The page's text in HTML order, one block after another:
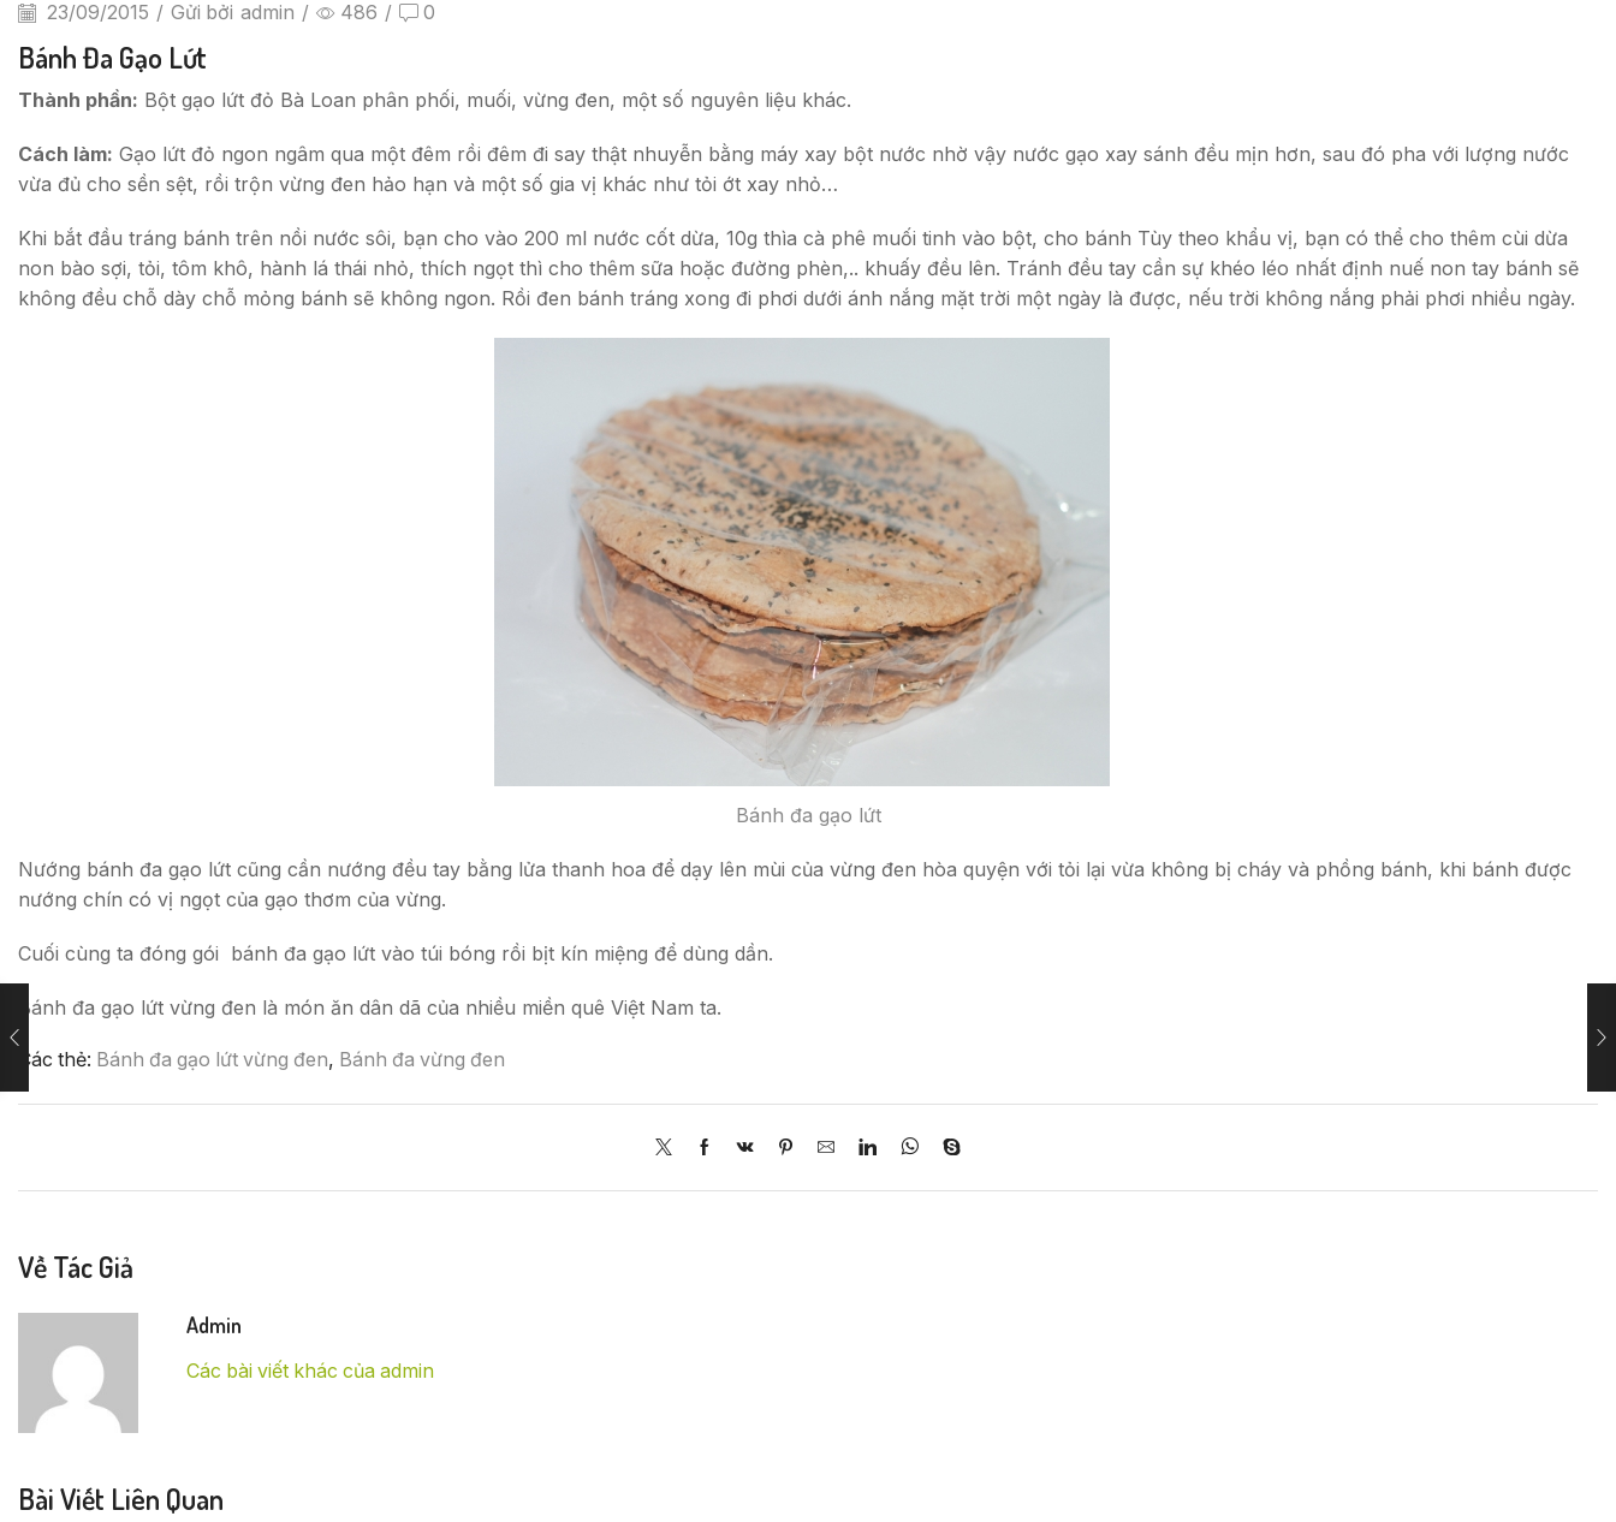
23/09/2015 / Gửi bởi admin / 486 / 0
Bánh Đa Gạo Lứt
Thành phần: Bột gạo lứt đỏ Bà Loan phân phối, muối, vừng đen, một số nguyên liệu khác.
Cách làm: Gạo lứt đỏ ngon ngâm qua một đêm rồi đêm đi say thật nhuyễn bằng máy xay bột nước nhờ vậy nước gạo xay sánh đều mịn hơn, sau đó pha với lượng nước
vừa đủ cho sền sệt, rồi trộn vừng đen hảo hạn và một số gia vị khác như tỏi ớt xay nhỏ…
Khi bắt đầu tráng bánh trên nồi nước sôi, bạn cho vào 200 ml nước cốt dừa, 10g thìa cà phê muối tinh vào bột, cho bánh Tùy theo khẩu vị, bạn có thể cho thêm cùi dừa
non bào sợi, tỏi, tôm khô, hành lá thái nhỏ, thích ngọt thì cho thêm sữa hoặc đường phèn,.. khuấy đều lên. Tránh đều tay cần sự khéo léo nhất định nuế non tay bánh sẽ
không đều chỗ dày chỗ mỏng bánh sẽ không ngon. Rồi đen bánh tráng xong đi phơi dưới ánh nắng mặt trời một ngày là được, nếu trời không nắng phải phơi nhiều ngày.
Bánh đa gạo lứt
Nướng bánh đa gạo lứt cũng cần nướng đều tay bằng lửa thanh hoa để dạy lên mùi của vừng đen hòa quyện với tỏi lại vừa không bị cháy và phồng bánh, khi bánh được
nướng chín có vị ngọt của gạo thơm của vừng.
Cuối cùng ta đóng gói bánh đa gạo lứt vào túi bóng rồi bịt kín miệng để dùng dần.
Bánh đa gạo lứt vừng đen là món ăn dân dã của nhiều miền quê Việt Nam ta.
Các thẻ: Bánh đa gạo lứt vừng đen, Bánh đa vừng đen
Về Tác Giả
Admin
Các bài viết khác của admin
Bài Viết Liên Quan